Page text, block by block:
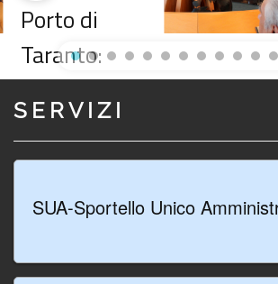
Porto di
Taranto:
istituita la
nuova sede
pugliese
dell’Istituto
Italiano di
Navigazione
SERVIZI
SUA-Sportello Unico